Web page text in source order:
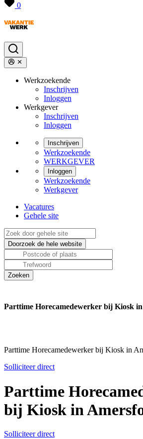
0
Werkzoekende
Inschrijven
Inloggen
Werkgever
Inschrijven
Inloggen
Inschrijven
Werkzoekende
WERKGEVER
Inloggen
Werkzoekende
Werkgever
Vacatures
Gehele site
Parttime Horecamedewerker bij Kiosk
Parttime Horecamedewerker bij Kiosk in
Solliciteer direct
Parttime
bij Kiosk in
Solliciteer direct